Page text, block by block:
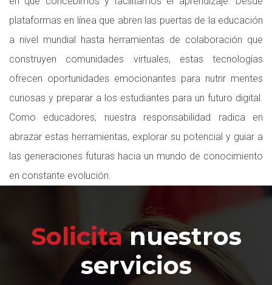
plataformas en línea que abren las puertas de la educación
a nivel mundial hasta herramientas de colaboración que
construyen comunidades virtuales, estas tecnologías
ofrecen oportunidades emocionantes para nutrir mentes
curiosas y preparar a los estudiantes para un futuro digital.
Como educadores, nuestra responsabilidad radica en
abrazar estas herramientas, explorar su potencial y guiar a
las generaciones futuras hacia un mundo de conocimiento
en constante evolución.
Solicitanuestros
servicios